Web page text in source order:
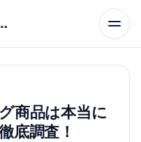
リーで人気の商品はコレ
商品は本当に
底調査！